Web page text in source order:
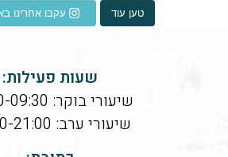
טען עוד עקבו אחרינו
שעות פעילות:
שיעורי בוקר: 06:00-09:30
שיעורי ערב: 18:00-21:00